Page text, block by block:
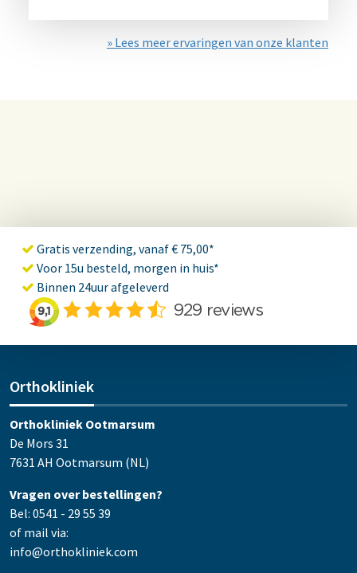
» Lees meer ervaringen van onze klanten
Gratis verzending, vanaf € 75,00*
Voor 15u besteld, morgen in huis*
Binnen 24uur afgeleverd
Orthokliniek
Orthokliniek Ootmarsum
De Mors 31
7631 AH Ootmarsum (NL)
Vragen over bestellingen?
Bel: 0541 - 29 55 39
of mail via:
info@orthokliniek.com